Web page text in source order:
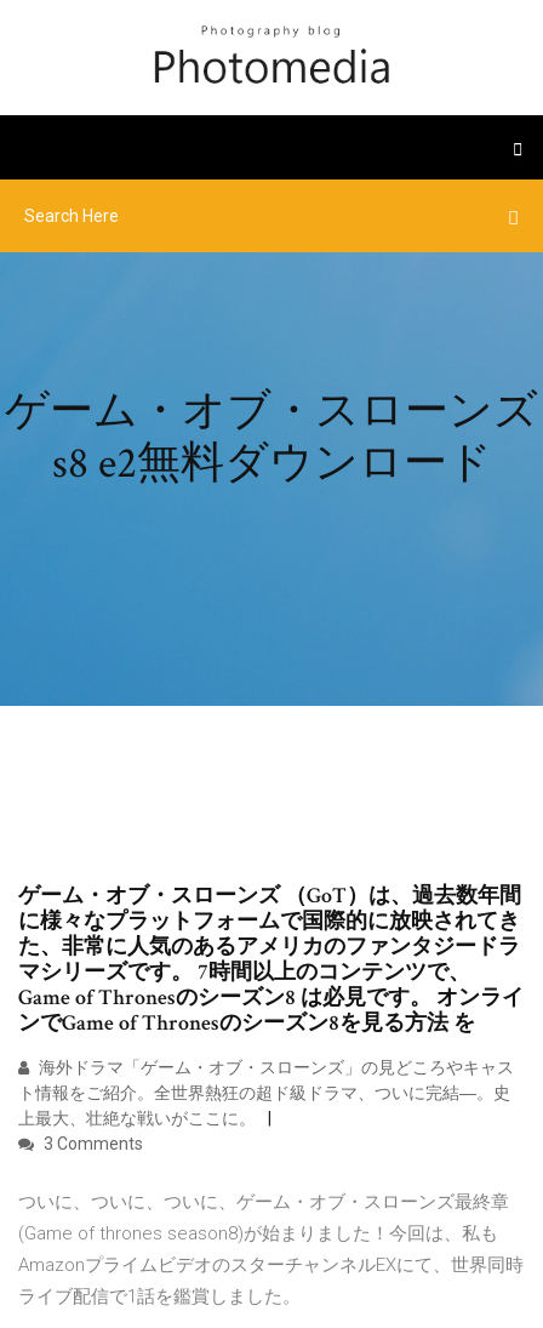
ゲーム・オブ・スローンズ
s8 e2無料ダウンロード
ゲーム・オブ・スローンズ （GoT）は、過去数年間
に様々なプラットフォームで国際的に放映されてき
た、非常に人気のあるアメリカのファンタジードラ
マシリーズです。 7時間以上のコンテンツで、
Game of Thronesのシーズン8 は必見です。 オンライ
ンでGame of Thronesのシーズン8を見る方法 を
海外ドラマ「ゲーム・オブ・スローンズ」の見どころやキャス
ト情報をご紹介。全世界熱狂の超ド級ドラマ、ついに完結―。史
上最大、壮絶な戦いがここに。
3 Comments
ついに、ついに、ついに、ゲーム・オブ・スローンズ最終章
(Game of thrones season8)が始まりました！今回は、私も
AmazonプライムビデオのスターチャンネルEXにて、世界同時
ライブ配信で1話を鑑賞しました。